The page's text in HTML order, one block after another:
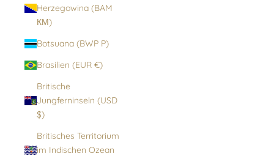
Herzegowina (BAM
КМ)
Botsuana (BWP P)
Brasilien (EUR €)
Britische
Jungferninseln (USD
$)
Britisches Territorium
im Indischen Ozean